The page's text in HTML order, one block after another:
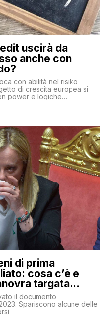
uscirà da
anche con
con abilità nel risiko
di crescita europea si
power e logiche
su Generali Andrea Orcel,
di prima
cosa c’è e
targata
il documento
Spariscono alcune delle